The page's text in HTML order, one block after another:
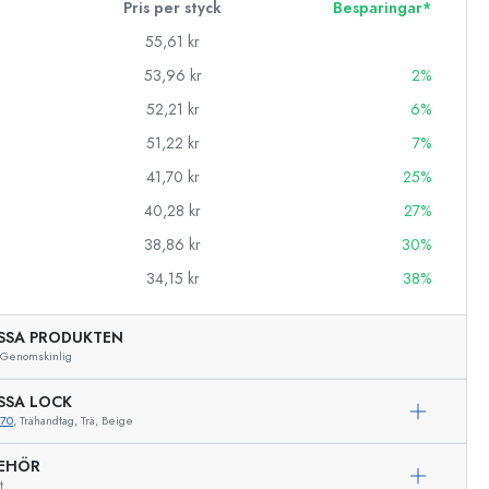
Pris per styck
Besparingar*
55,61 kr
53,96 kr
2%
52,21 kr
6%
51,22 kr
7%
41,70 kr
25%
40,28 kr
27%
38,86 kr
30%
34,15 kr 38%
PRODUKTEN
Genomskinlig
LOCK
, Trähandtag, Trä, Beige